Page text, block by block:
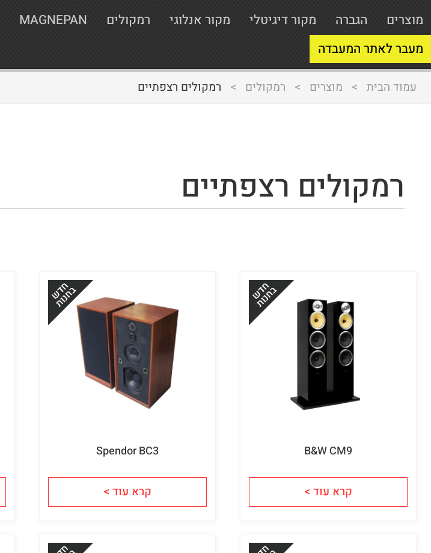
מוצרים הגברה מקור דיגיטלי מקור אנלוגי רמקולים MAGNEPAN
מעבר לאתר המעבדה
עמוד הבית> מוצרים > רמקולים > רמקולים רצפתיים
רמקולים רצפתיים
B&W CM9
קרא עוד >
Spendor BC3
קרא עוד >